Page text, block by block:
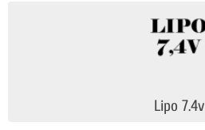
Lipo 7.4v